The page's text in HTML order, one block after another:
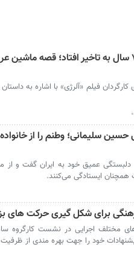
اکران «آلرژی» ۷ سال به تاخیر افتاد؛ قصه
فیلم «آلرژی» با اشاره به داستان
حسین سلیمانی؛ وطنم را از
عمیق خود به ایران گفت و از
ایستادگی می‌کنند.
برای شکل گیری حرکت های
مختلف اجرایی در نشست کارگروه
خود را جهت بهره مندی از